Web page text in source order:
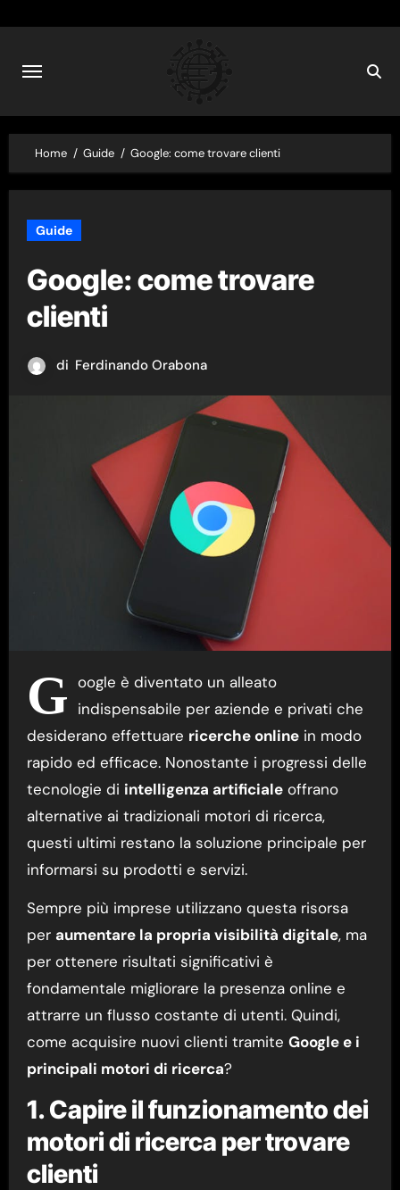
content
Home Guide Google: come trovare clienti
Guide
Google: come trovare
clienti
di Ferdinando Orabona
G oogle è diventato un alleato
indispensabile per aziende e privati che
desiderano effettuare ricerche onlinein modo
rapido ed efficace. Nonostante i progressi delle
tecnologie di intelligenza artificialeoffrano
alternative ai tradizionali motori di ricerca,
questi ultimi restano la soluzione principale per
informarsi su prodotti e servizi.
Sempre più imprese utilizzano questa risorsa
per aumentare la propria visibilità digitale, ma
per ottenere risultati significativi è
fondamentale migliorare la presenza online e
attrarre un flusso costante di utenti. Quindi,
come acquisire nuovi clienti tramite Google e i
principali motori di ricerca?
1. Capire il funzionamento dei
motori di ricerca per trovare
clienti